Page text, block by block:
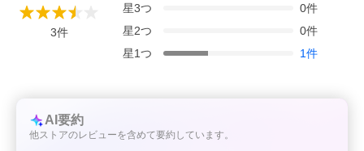
3件
星3つ 0件
星2つ 0件
星1つ 1件
AI要約
他ストアのレビューを含めて要約しています。